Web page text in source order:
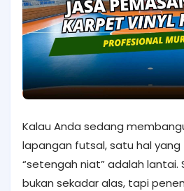
Kalau Anda sedang
lapangan futsal, satu hal yang
“setengah niat” adalah lantai.
bukan sekadar alas, tapi